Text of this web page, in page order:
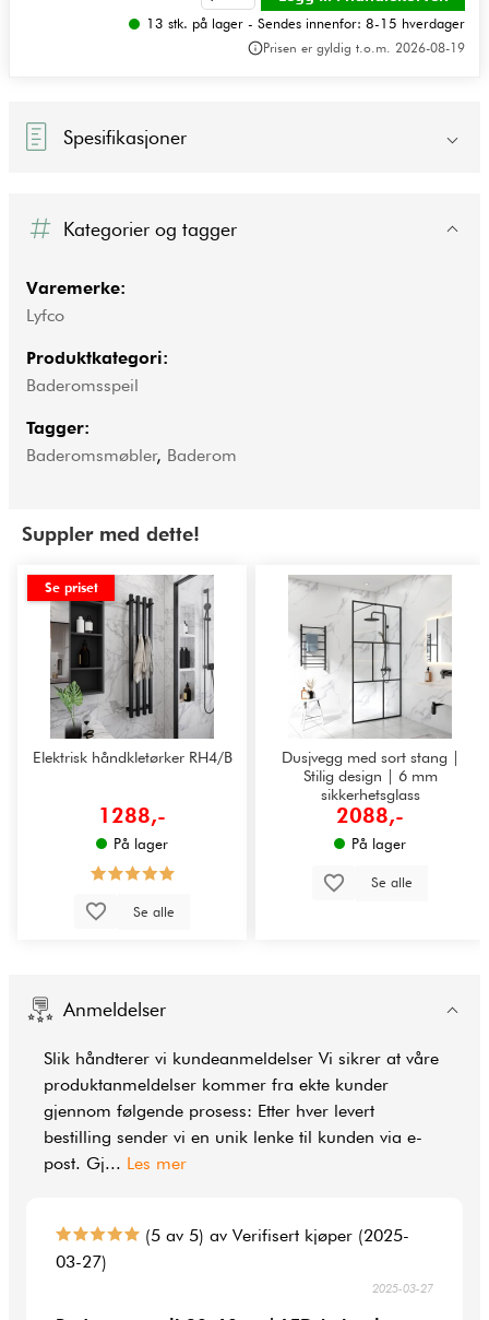
13 stk. på lager - Sendes innenfor: 8-15 hverdager
Prisen er gyldig t.o.m. 2026-08-19
Spesifikasjoner
Kategorier og tagger
Varemerke:
Lyfco
Produktkategori:
Baderomsspeil
Tagger:
Baderomsmøbler, Baderom
Suppler med dette!
Se priset
Elektrisk håndkletørker RH4/B
1288,-
På lager
Se alle
Dusjvegg med sort stang |
Stilig design | 6 mm
sikkerhetsglass
2088,-
På lager
Se alle
Anmeldelser
Slik håndterer vi kundeanmeldelser Vi sikrer at våre
produktanmeldelser kommer fra ekte kunder
gjennom følgende prosess: Etter hver levert
bestilling sender vi en unik lenke til kunden via e-
post. Gj... Les mer
(5 av 5) av Verifisert kjøper (2025-
03-27)
2025-03-27